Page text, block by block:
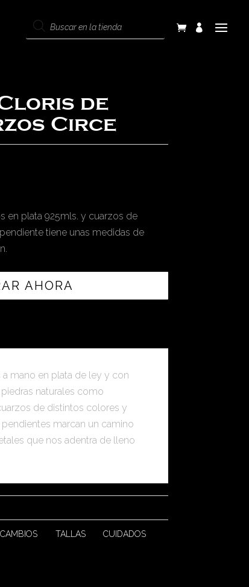
search
de
Circe
en plata 925mls. y cuarzos de
tiene unas medidas de
AHORA
mano en plata de ley y con
naturales como
de distintos colores y
marcan un camino
que nos adentra de lleno
CAMBIOS TALLAS CUIDADOS